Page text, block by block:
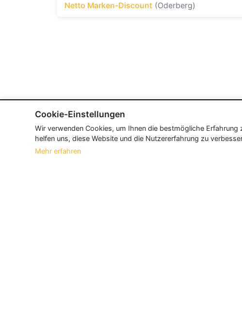
Netto Marken-Discount (Oderberg)
Cookie-Einstellungen
Wir verwenden Cookies, um Ihnen die bestmögliche
helfen uns, diese Website und die Nutzererfahrung zu
Mehr erfahren